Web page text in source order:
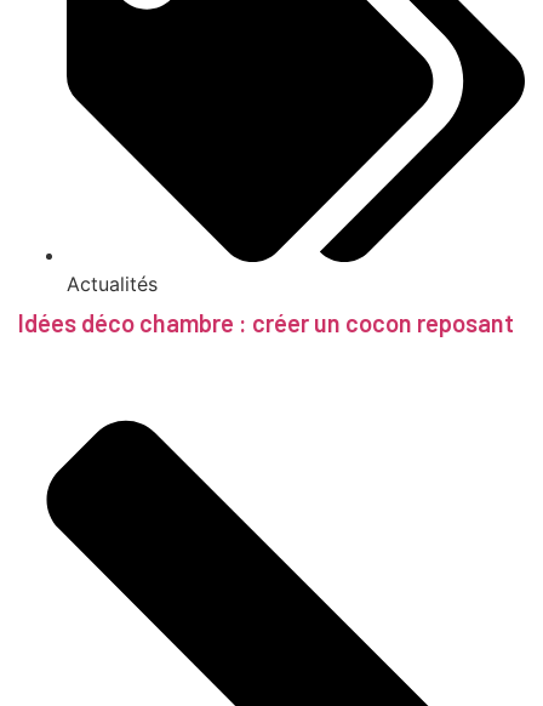
Actualités
Idées déco chambre : créer un cocon reposant